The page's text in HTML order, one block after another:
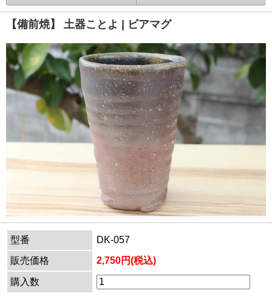
【備前焼】 土器ことよ | ビアマグ
型番
DK-057
販売価格
2,750円(税込)
購入数